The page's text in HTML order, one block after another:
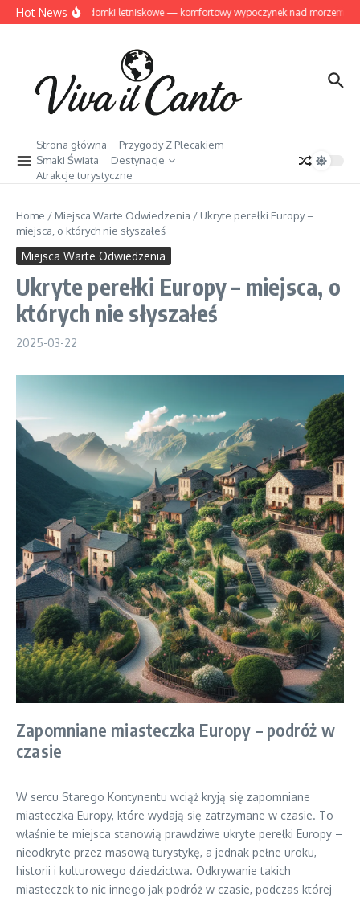
Przejdź do treści
Hot NewsDziwnów domki letniskowe — komfortowy wypoczynek nad morzem
Strona główna
Przygody Z Plecakiem
Smaki Świata
Destynacje
Atrakcje turystyczne
Home / Miejsca Warte Odwiedzenia / Ukryte perełki Europy –
miejsca, o których nie słyszałeś
Miejsca Warte Odwiedzenia
Ukryte perełki Europy – miejsca, o
których nie słyszałeś
2025-03-22
Zapomniane miasteczka Europy – podróż w
czasie
W sercu Starego Kontynentu wciąż kryją się zapomniane
miasteczka Europy, które wydają się zatrzymane w czasie. To
właśnie te miejsca stanowią prawdziwe ukryte perełki Europy –
nieodkryte przez masową turystykę, a jednak pełne uroku,
historii i kulturowego dziedzictwa. Odkrywanie takich
miasteczek to nic innego jak podróż w czasie, podczas której